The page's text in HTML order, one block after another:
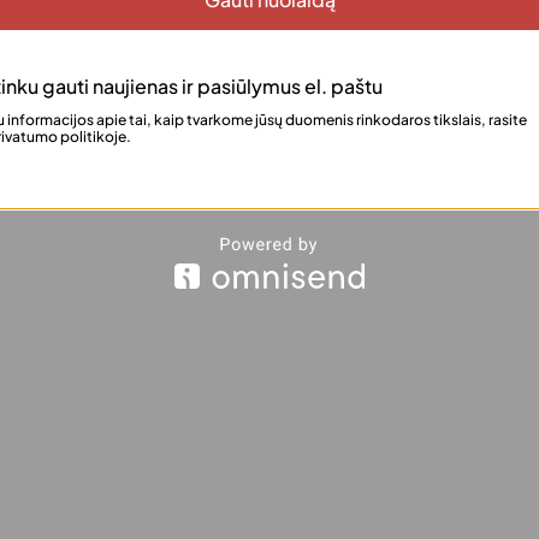
blakstienų tvirtinimui. Skaidri formulė po išdžiūvimo tampa
juostelę ir užtikrina lengvą naudojimą net pradedantiesiems.
išlikti vietoje visą dieną. Kompaktiška 5 ml pakuotė patogi
gauti naujienas ir pasiūlymus el. paštu
informacijos apie tai, kaip tvarkome jūsų duomenis rinkodaros tikslais, rasite
politikoje.